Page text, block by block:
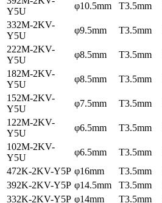
Y5U
φ10.5mm T3.5mm
332M-2KV-
Y5U
φ9.5mm T3.5mm
222M-2KV-
Y5U
φ8.5mm T3.5mm
182M-2KV-
Y5U
φ8.5mm T3.5mm
152M-2KV-
Y5U
φ7.5mm T3.5mm
122M-2KV-
Y5U
φ6.5mm T3.5mm
102M-2KV-
Y5U
φ6.5mm T3.5mm
472K-2KV-Y5P φ16mm T3.5mm
392K-2KV-Y5P φ14.5mm T3.5mm
332K-2KV-Y5P φ14mm T3.5mm